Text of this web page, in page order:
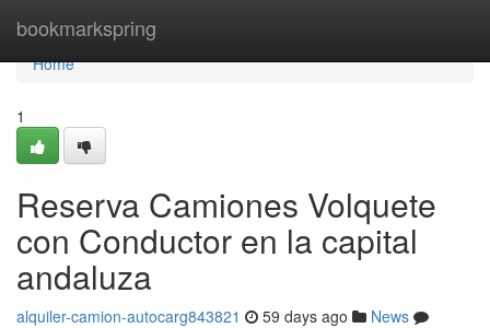
bookmarkspring
Home
Home
1
Reserva Camiones Volquete
con Conductor en la capital
andaluza
alquiler-camion-autocarg843821 59 days ago
News